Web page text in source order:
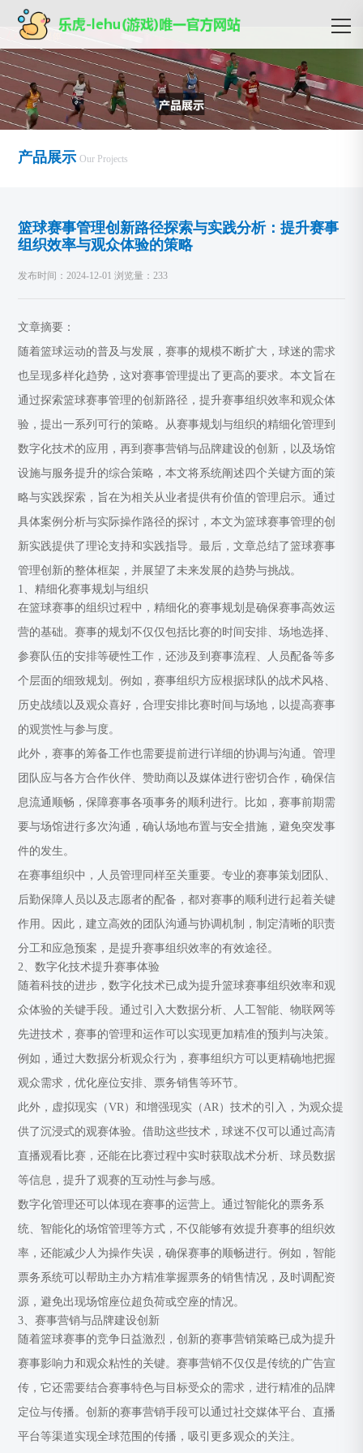
产品展示 Our Projects
篮球赛事管理创新路径探索与实践分析：提升赛事
组织效率与观众体验的策略
发布时间：2024-12-01 浏览量：233
文章摘要：
随着篮球运动的普及与发展，赛事的规模不断扩大，球迷的需求
也呈现多样化趋势，这对赛事管理提出了更高的要求。本文旨在
通过探索篮球赛事管理的创新路径，提升赛事组织效率和观众体
验，提出一系列可行的策略。从赛事规划与组织的精细化管理到
数字化技术的应用，再到赛事营销与品牌建设的创新，以及场馆
设施与服务提升的综合策略，本文将系统阐述四个关键方面的策
略与实践探索，旨在为相关从业者提供有价值的管理启示。通过
具体案例分析与实际操作路径的探讨，本文为篮球赛事管理的创
新实践提供了理论支持和实践指导。最后，文章总结了篮球赛事
管理创新的整体框架，并展望了未来发展的趋势与挑战。
1、精细化赛事规划与组织
在篮球赛事的组织过程中，精细化的赛事规划是确保赛事高效运
营的基础。赛事的规划不仅仅包括比赛的时间安排、场地选择、
参赛队伍的安排等硬性工作，还涉及到赛事流程、人员配备等多
个层面的细致规划。例如，赛事组织方应根据球队的战术风格、
历史战绩以及观众喜好，合理安排比赛时间与场地，以提高赛事
的观赏性与参与度。
此外，赛事的筹备工作也需要提前进行详细的协调与沟通。管理
团队应与各方合作伙伴、赞助商以及媒体进行密切合作，确保信
息流通顺畅，保障赛事各项事务的顺利进行。比如，赛事前期需
要与场馆进行多次沟通，确认场地布置与安全措施，避免突发事
件的发生。
在赛事组织中，人员管理同样至关重要。专业的赛事策划团队、
后勤保障人员以及志愿者的配备，都对赛事的顺利进行起着关键
作用。因此，建立高效的团队沟通与协调机制，制定清晰的职责
分工和应急预案，是提升赛事组织效率的有效途径。
2、数字化技术提升赛事体验
随着科技的进步，数字化技术已成为提升篮球赛事组织效率和观
众体验的关键手段。通过引入大数据分析、人工智能、物联网等
先进技术，赛事的管理和运作可以实现更加精准的预判与决策。
例如，通过大数据分析观众行为，赛事组织方可以更精确地把握
观众需求，优化座位安排、票务销售等环节。
此外，虚拟现实（VR）和增强现实（AR）技术的引入，为观众提
供了沉浸式的观赛体验。借助这些技术，球迷不仅可以通过高清
直播观看比赛，还能在比赛过程中实时获取战术分析、球员数据
等信息，提升了观赛的互动性与参与感。
数字化管理还可以体现在赛事的运营上。通过智能化的票务系
统、智能化的场馆管理等方式，不仅能够有效提升赛事的组织效
率，还能减少人为操作失误，确保赛事的顺畅进行。例如，智能
票务系统可以帮助主办方精准掌握票务的销售情况，及时调配资
源，避免出现场馆座位超负荷或空座的情况。
3、赛事营销与品牌建设创新
随着篮球赛事的竞争日益激烈，创新的赛事营销策略已成为提升
赛事影响力和观众粘性的关键。赛事营销不仅仅是传统的广告宣
传，它还需要结合赛事特色与目标受众的需求，进行精准的品牌
定位与传播。创新的赛事营销手段可以通过社交媒体平台、直播
平台等渠道实现全球范围的传播，吸引更多观众的关注。